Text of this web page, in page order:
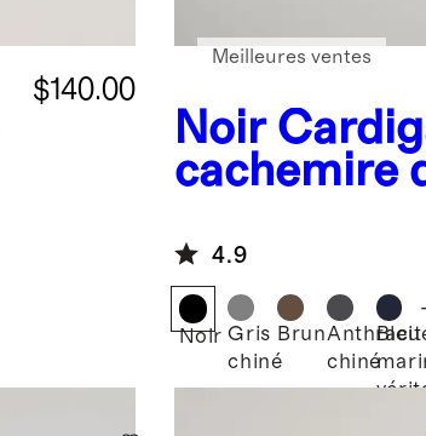
$140.00
Noir
cachemire
Meilleures ventes
4.9
Noir Gris
chiné
Brun
chiné
Bleu